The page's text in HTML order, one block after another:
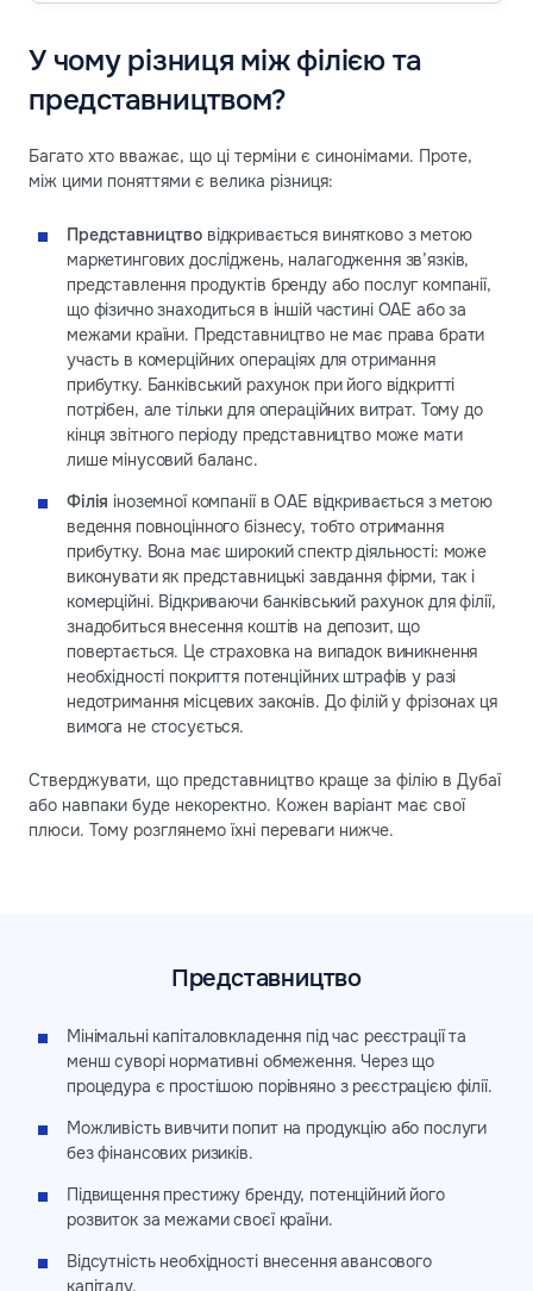
У чому різниця між філією та
представництвом?
Багато хто вважає, що ці терміни є синонімами. Проте,
між цими поняттями є велика різниця:
Представництво відкривається винятково з метою
маркетингових досліджень, налагодження зв’язків,
представлення продуктів бренду або послуг компанії,
що фізично знаходиться в іншій частині ОАЕ або за
межами країни. Представництво не має права брати
участь в комерційних операціях для отримання
прибутку. Банківський рахунок при його відкритті
потрібен, але тільки для операційних витрат. Тому до
кінця звітного періоду представництво може мати
лише мінусовий баланс.
Філія іноземної компанії в ОАЕ відкривається з метою
ведення повноцінного бізнесу, тобто отримання
прибутку. Вона має широкий спектр діяльності: може
виконувати як представницькі завдання фірми, так і
комерційні. Відкриваючи банківський рахунок для філії,
знадобиться внесення коштів на депозит, що
повертається. Це страховка на випадок виникнення
необхідності покриття потенційних штрафів у разі
недотримання місцевих законів. До філій у фрізонах ця
вимога не стосується.
Стверджувати, що представництво краще за філію в Дубаї
або навпаки буде некоректно. Кожен варіант має свої
плюси. Тому розглянемо їхні переваги нижче.
Представництво
Мінімальні капіталовкладення під час реєстрації та
менш суворі нормативні обмеження. Через що
процедура є простішою порівняно з реєстрацією філії.
Можливість вивчити попит на продукцію або послуги
без фінансових ризиків.
Підвищення престижу бренду, потенційний його
розвиток за межами своєї країни.
Відсутність необхідності внесення авансового
капіталу.